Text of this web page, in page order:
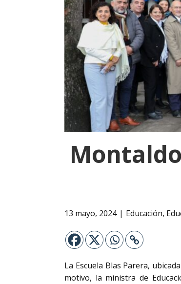
13 mayo, 2024 Educación,
La Escuela Blas Parera,
motivo, la ministra de